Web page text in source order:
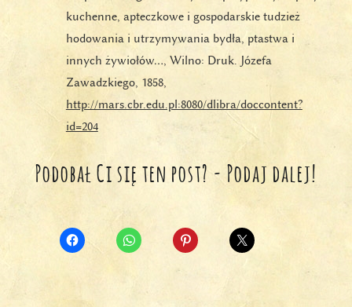
kuchenne, apteczkowe i gospodarskie tudzież
hodowania i utrzymywania bydła, ptastwa i
innych żywiołów…, Wilno: Druk. Józefa
Zawadzkiego, 1858,
http://mars.cbr.edu.pl:8080/dlibra/doccontent?
id=204
Podobał Ci się ten post? - Podaj dalej!